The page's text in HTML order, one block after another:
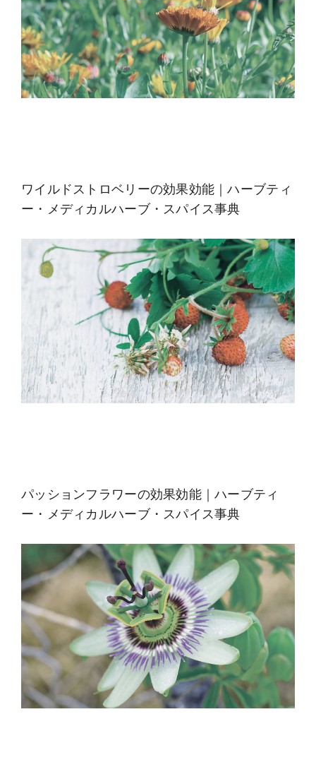
ワイルドストロベリーの効果効能｜ハーブティ
ー・メディカルハーブ・スパイス事典
パッションフラワーの効果効能｜ハーブティ
ー・メディカルハーブ・スパイス事典